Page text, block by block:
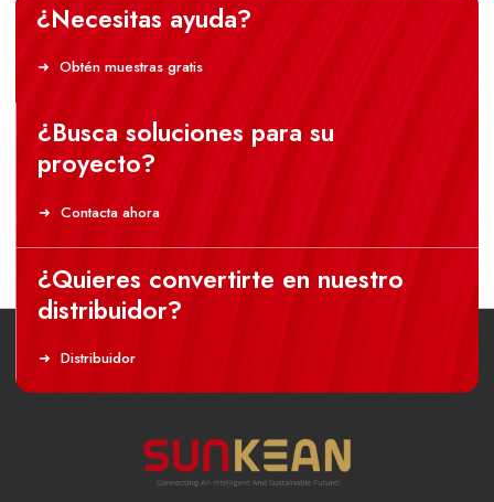
¿Necesitas ayuda?
Obtén muestras gratis
¿Busca soluciones para su
proyecto?
Contacta ahora
¿Quieres convertirte en nuestro
distribuidor?
Distribuidor